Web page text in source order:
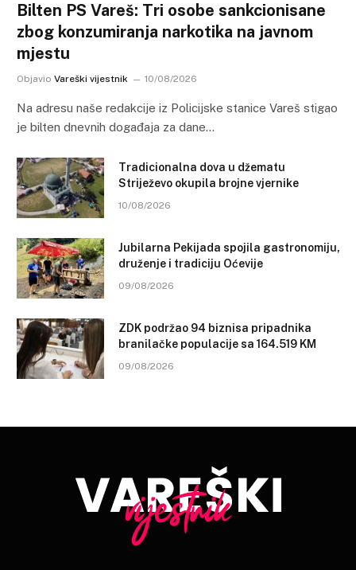
Bilten PS Vareš: Tri osobe sankcionisane
zbog konzumiranja narkotika na javnom
mjestu
Objavio Vareški vijestnik 10/08/2026
Na adresu naše redakcije iz Policijske stanice Vareš stigao
je bilten dnevnih događaja za dane…
Tradicionalna dova u džematu
Striježevo okupila brojne vjernike
10/08/2026
Jubilarna Pekijada spojila gastronomiju,
druženje i tradiciju Oćevije
09/08/2026
ZDK podržao 94 biznisa pripadnika
branilačke populacije sa 164.519 KM
09/08/2026